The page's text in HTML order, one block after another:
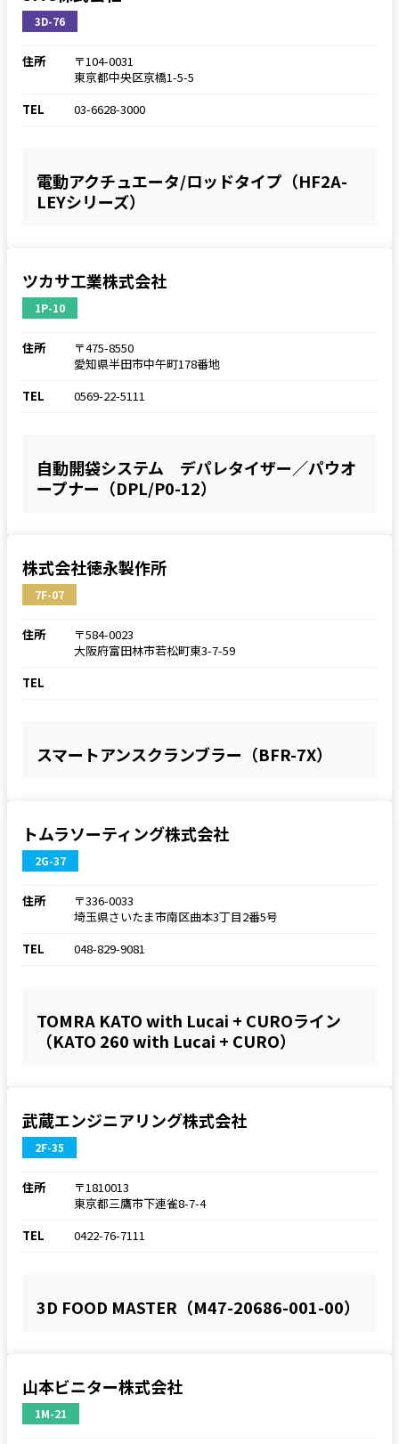
3D-76
住所
〒104-0031
東京都中央区京橋1-5-5
TEL
03-6628-3000
電動アクチュエータ/ロッドタイプ（HF2A-
LEYシリーズ）
ツカサ工業株式会社
1P-10
住所
〒475-8550
愛知県半田市中午町178番地
TEL
0569-22-5111
自動開袋システム デパレタイザー／パウオ
ープナー（DPL/P0-12）
株式会社徳永製作所
7F-07
住所
〒584-0023
大阪府富田林市若松町東3-7-59
TEL
スマートアンスクランブラー（BFR-7X）
トムラソーティング株式会社
2G-37
住所
〒336-0033
埼玉県さいたま市南区曲本3丁目2番5号
TEL
048-829-9081
TOMRA KATO with Lucai + CUROライン
（KATO 260 with Lucai + CURO）
武蔵エンジニアリング株式会社
2F-35
住所
〒1810013
東京都三鷹市下連雀8-7-4
TEL
0422-76-7111
3D FOOD MASTER（M47-20686-001-00）
山本ビニター株式会社
1M-21